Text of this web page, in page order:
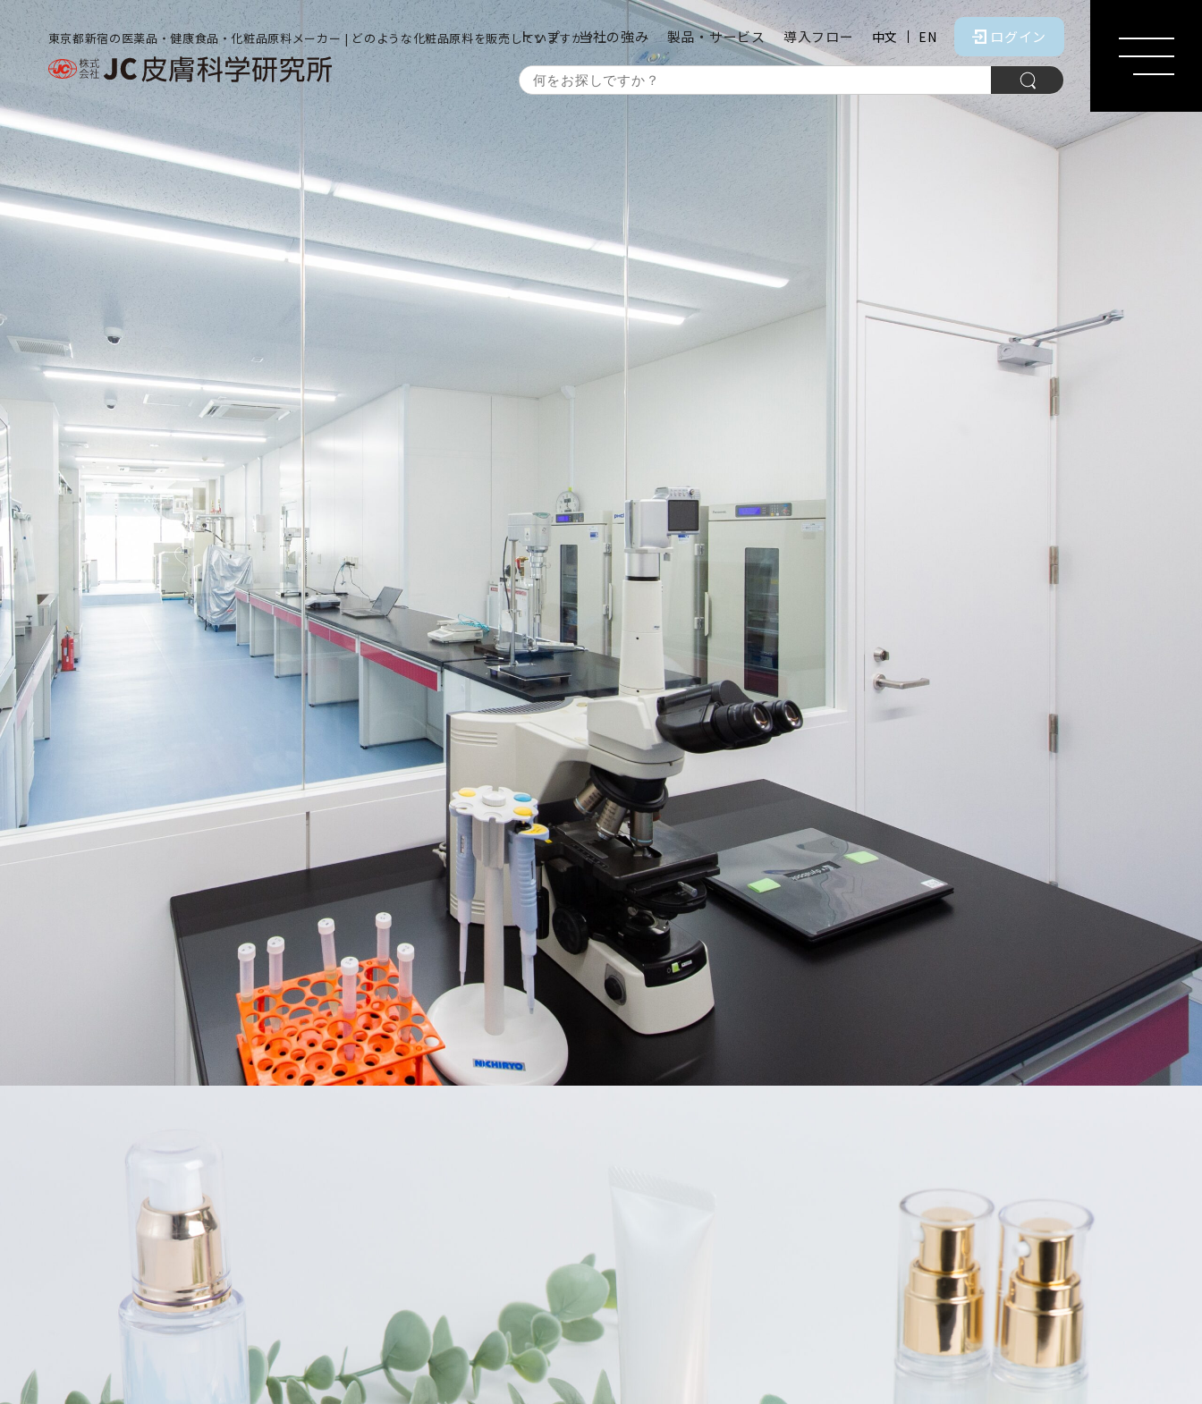
東京都新宿の医薬品・健康食品・化粧品原料メーカー | どのような化粧品原料を販売していますか？
トップ 当社の強み 製品・サービス 導入フロー 中文 EN ログイン